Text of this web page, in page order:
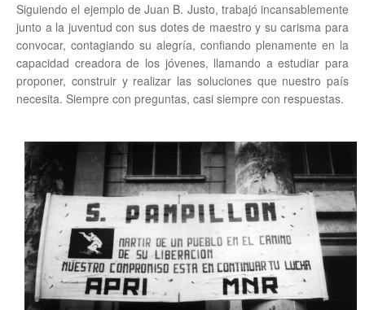
Siguiendo el ejemplo de Juan B. Justo, trabajó incansablemente
junto a la juventud con sus dotes de maestro y su carisma para
convocar, contagiando su alegría, confiando plenamente en la
capacidad creadora de los jóvenes, llamando a estudiar para
proponer, construir y realizar las soluciones que nuestro país
necesita. Siempre con preguntas, casi siempre con respuestas.